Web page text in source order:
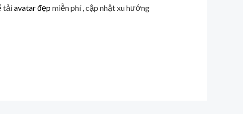
tảiavatar đẹpmiễn phí , cập nhật xu hướng